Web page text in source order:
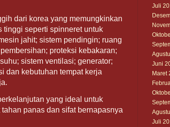
dari korea yang memungkinkan
tinggi seperti spinneret untuk
jahit; sistem pendingin; ruang
proteksi kebakaran;
sistem ventilasi; generator;
dan kebutuhan tempat kerja
yang ideal untuk
panas dan sifat bernapasnya
Juli
Juni
Maret
Juli